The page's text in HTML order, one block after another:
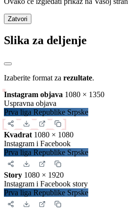
34/34
Utakmice
306/306
Nerešeno
golovi
24.76
2.75
po utakmici
Detalji
Zatvori
Preuzimanje sadržaja
Iskopirajte ovaj kod u Vašu web stranicu: